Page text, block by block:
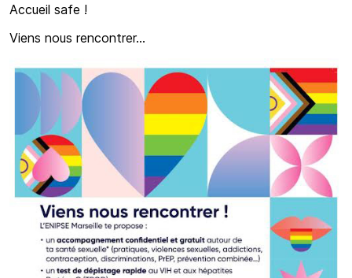
Accueil safe !
Viens nous rencontrer…